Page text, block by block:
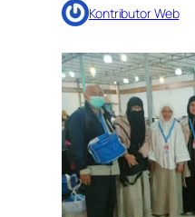
Kontributor Web